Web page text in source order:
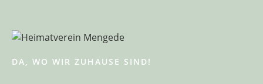
springen
DA, WO WIR ZUHAUSE SIND!